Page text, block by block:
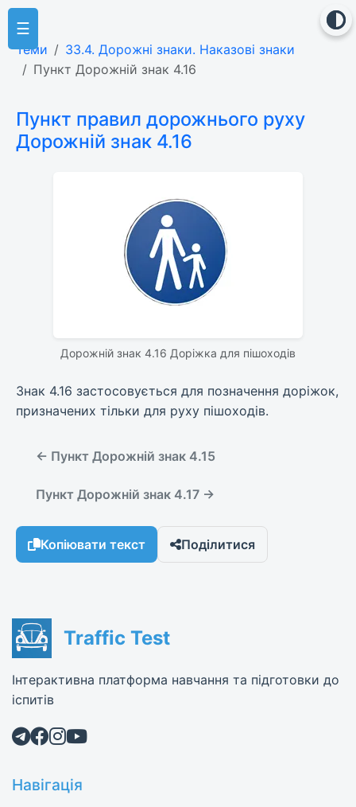
☰
Теми
33.4. Дорожні знаки. Наказові знаки
Пункт Дорожній знак 4.16
Пункт правил дорожнього руху
Дорожній знак 4.16
Дорожній знак 4.16 Доріжка для пішоходів
Знак 4.16 застосовується для позначення доріжок,
призначених тільки для руху пішоходів.
← Пункт Дорожній знак 4.15
Пункт Дорожній знак 4.17 →
Копіювати текст Поділитися
Traffic Test
Інтерактивна платформа навчання та підготовки до
іспитів
Навігація